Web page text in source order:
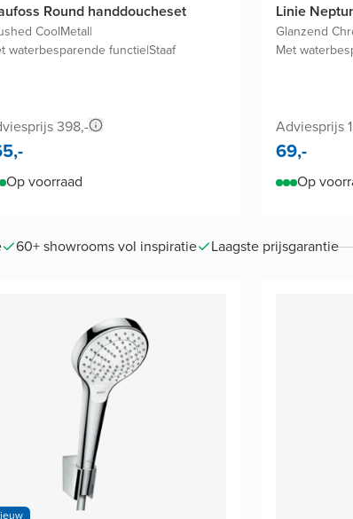
Round handdoucheset
CoolMetal|
waterbesparende functie|Staaf
398,-
Op voorraad
Linie
Glanzend
Met
Adviesprijs
69,-
Op
60+ showrooms vol inspiratie Laagste prijsgarantie